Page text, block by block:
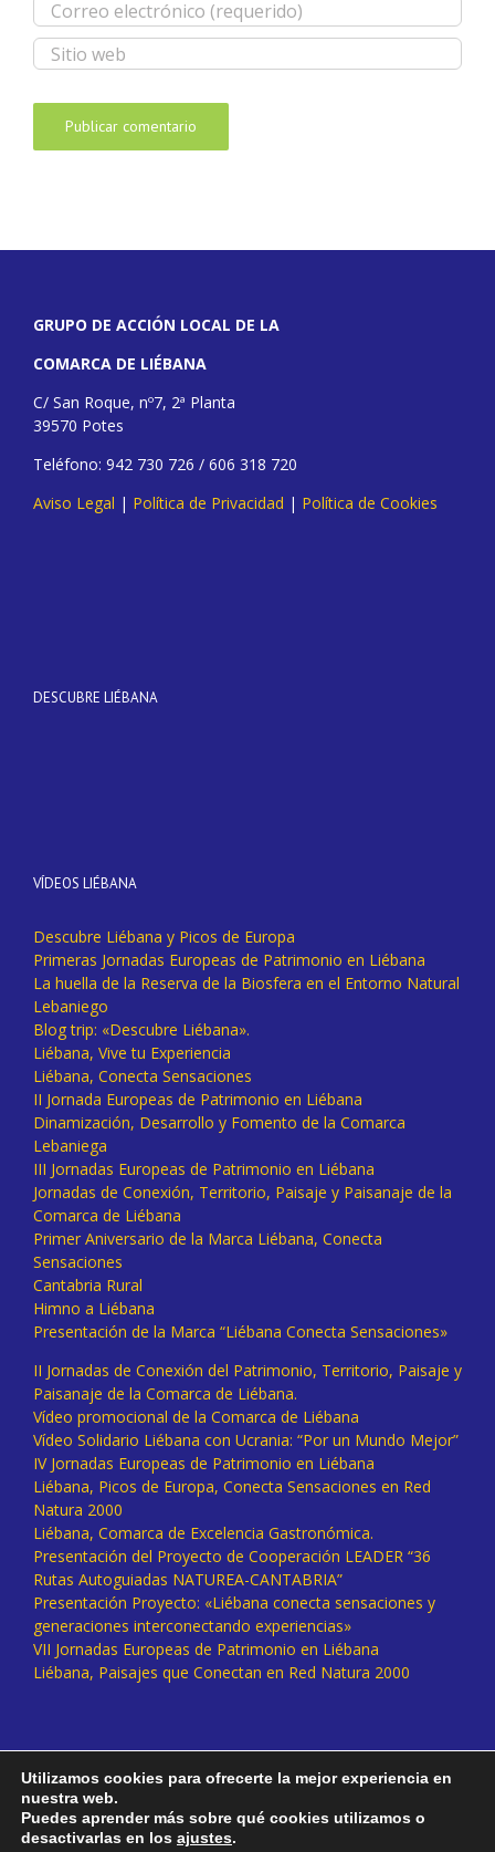
GRUPO DE ACCIÓN LOCAL DE LA
COMARCA DE LIÉBANA
C/ San Roque, nº7, 2ª Planta
39570 Potes
Teléfono: 942 730 726 / 606 318 720
Aviso Legal | Política de Privacidad | Política de Cookies
DESCUBRE LIÉBANA
VÍDEOS LIÉBANA
Descubre Liébana y Picos de Europa
Primeras Jornadas Europeas de Patrimonio en Liébana
La huella de la Reserva de la Biosfera en el Entorno Natural
Lebaniego
Blog trip: «Descubre Liébana».
Liébana, Vive tu Experiencia
Liébana, Conecta Sensaciones
II Jornada Europeas de Patrimonio en Liébana
Dinamización, Desarrollo y Fomento de la Comarca
Lebaniega
III Jornadas Europeas de Patrimonio en Liébana
Jornadas de Conexión, Territorio, Paisaje y Paisanaje de la
Comarca de Liébana
Primer Aniversario de la Marca Liébana, Conecta
Sensaciones
Cantabria Rural
Himno a Liébana
Presentación de la Marca “Liébana Conecta Sensaciones»
II Jornadas de Conexión del Patrimonio, Territorio, Paisaje y
Paisanaje de la Comarca de Liébana.
Vídeo promocional de la Comarca de Liébana
Vídeo Solidario Liébana con Ucrania: “Por un Mundo Mejor”
IV Jornadas Europeas de Patrimonio en Liébana
Liébana, Picos de Europa, Conecta Sensaciones en Red
Natura 2000
Liébana, Comarca de Excelencia Gastronómica.
Presentación del Proyecto de Cooperación LEADER “36
Rutas Autoguiadas NATUREA-CANTABRIA”
Presentación Proyecto: «Liébana conecta sensaciones y
generaciones interconectando experiencias»
VII Jornadas Europeas de Patrimonio en Liébana
Liébana, Paisajes que Conectan en Red Natura 2000
Utilizamos cookies para ofrecerte la mejor experiencia en
nuestra web.
Puedes aprender más sobre qué cookies utilizamos o
desactivarlas en los ajustes.